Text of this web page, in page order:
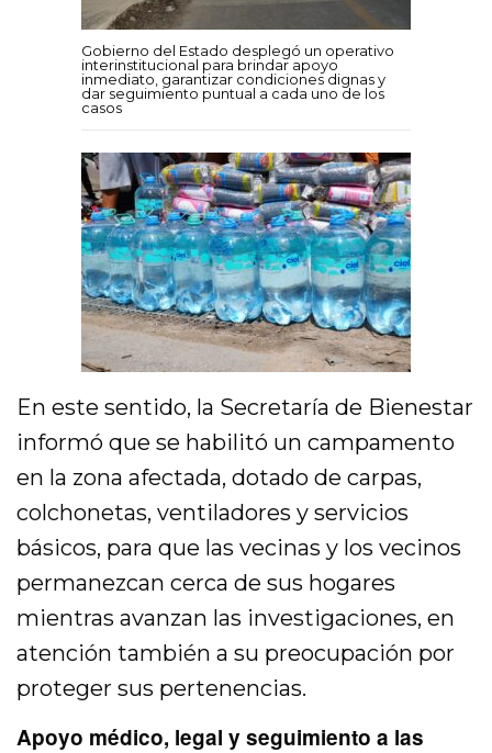
Gobierno del Estado desplegó un operativo
interinstitucional para brindar apoyo
inmediato, garantizar condiciones dignas y
dar seguimiento puntual a cada uno de los
casos
En este sentido, la Secretaría de Bienestar
informó que se habilitó un campamento
en la zona afectada, dotado de carpas,
colchonetas, ventiladores y servicios
básicos, para que las vecinas y los vecinos
permanezcan cerca de sus hogares
mientras avanzan las investigaciones, en
atención también a su preocupación por
proteger sus pertenencias.
Apoyo médico, legal y seguimiento a las